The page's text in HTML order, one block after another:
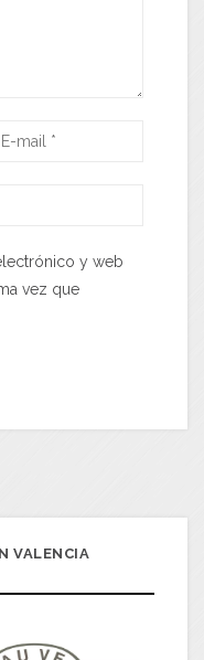
y web
vez que
VALENCIA